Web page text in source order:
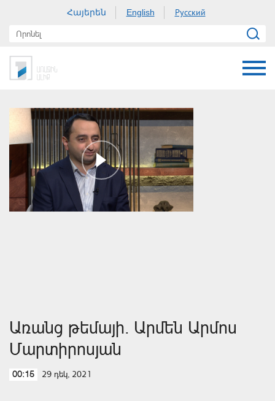
Հայերեն English Русский
Առանց թեմայի. Արմեն Արմոս
Մարտիրոսյան
00:15 29 դեկ, 2021